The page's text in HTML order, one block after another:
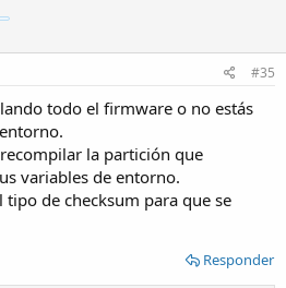
#35
todo el firmware o no estás
la partición que
variables de entorno.
de checksum para que se
Responder